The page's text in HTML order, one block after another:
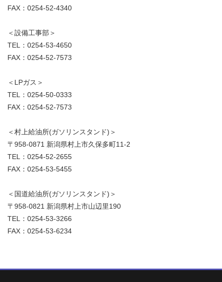
FAX：0254-52-4340
＜設備工事部＞
TEL：0254-53-4650
FAX：0254-52-7573
＜LPガス＞
TEL：0254-50-0333
FAX：0254-52-7573
＜村上給油所(ガソリンスタンド)＞
〒958-0871 新潟県村上市久保多町11-2
TEL：0254-52-2655
FAX：0254-53-5455
＜国道給油所(ガソリンスタンド)＞
〒958-0821 新潟県村上市山辺里190
TEL：0254-53-3266
FAX：0254-53-6234